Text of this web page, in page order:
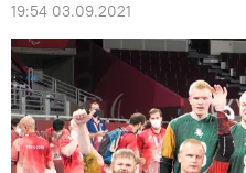
19:54 03.09.2021